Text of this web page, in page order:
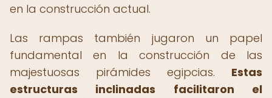
en la construcción actual.
Las rampas también jugaron un papel
fundamental en la construcción de las
majestuosas pirámides egipcias. Estas
estructuras inclinadas facilitaron el